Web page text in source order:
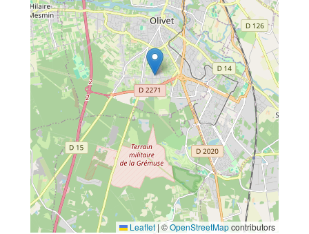
Leaflet | ©OpenStreetMapcontributors